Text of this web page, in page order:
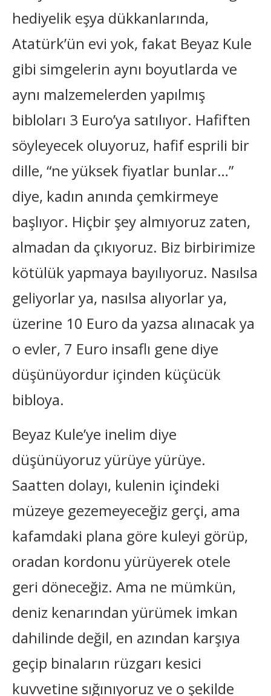
hediyelik eşya dükkanlarında,
Atatürk’ün evi yok, fakat Beyaz Kule
gibi simgelerin aynı boyutlarda ve
aynı malzemelerden yapılmış
bibloları 3 Euro’ya satılıyor. Hafiften
söyleyecek oluyoruz, hafif esprili bir
dille, “ne yüksek fiyatlar bunlar…”
diye, kadın anında çemkirmeye
başlıyor. Hiçbir şey almıyoruz zaten,
almadan da çıkıyoruz. Biz birbirimize
kötülük yapmaya bayılıyoruz. Nasılsa
geliyorlar ya, nasılsa alıyorlar ya,
üzerine 10 Euro da yazsa alınacak ya
o evler, 7 Euro insaflı gene diye
düşünüyordur içinden küçücük
bibloya.
Beyaz Kule’ye inelim diye
düşünüyoruz yürüye yürüye.
Saatten dolayı, kulenin içindeki
müzeye gezemeyeceğiz gerçi, ama
kafamdaki plana göre kuleyi görüp,
oradan kordonu yürüyerek otele
geri döneceğiz. Ama ne mümkün,
deniz kenarından yürümek imkan
dahilinde değil, en azından karşıya
geçip binaların rüzgarı kesici
kuvvetine sığınıyoruz ve o şekilde